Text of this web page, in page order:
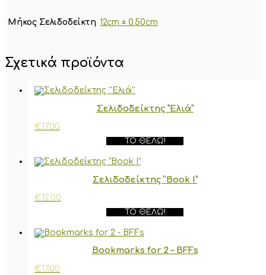
Μήκος Σελιδοδείκτη 12cm ± 0.50cm
Σχετικά προϊόντα
Σελιδοδείκτης ”Ελιά”
€17.00
ΤΟ ΘΈΛΩ!
Σελιδοδείκτης “Book I”
€12.00
ΤΟ ΘΈΛΩ!
Bookmarks for 2 – BFFs
€17.00